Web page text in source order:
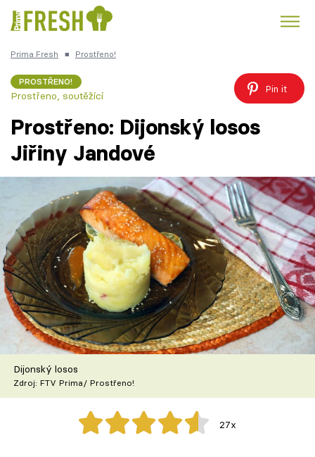
Česká kuchyně
Témata
Recepty
Články
TV Program
Škola vaření
Recepty z TV
Speciál: Cuketa
Těhotnej kuchař
Prima Fresh ■ Prostřeno!
PROSTŘENO!
Prostřeno, soutěžící
Pin it
Prostřeno: Dijonský losos
Jiřiny Jandové
Dijonský losos
Zdroj: FTV Prima/ Prostřeno!
27x